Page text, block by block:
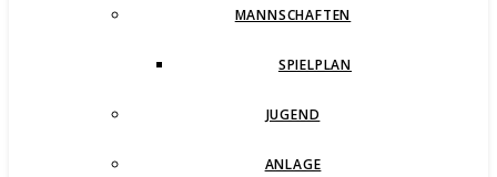
MANNSCHAFTEN
SPIELPLAN
JUGEND
ANLAGE